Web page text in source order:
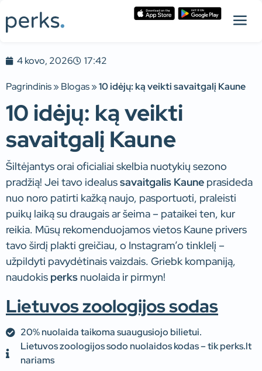
4 kovo, 2026 17:42
Pagrindinis» Blogas»10 idėjų: ką veikti savaitgalį Kaune
10 idėjų: ką veikti
savaitgalį Kaune
Šiltėjantys orai oficialiai skelbia nuotykių sezono
pradžią! Jei tavo idealussavaitgalis Kaune prasideda
nuo noro patirti kažką naujo, pasportuoti, praleisti
puikų laiką su draugais ar šeima – pataikei ten, kur
reikia. Mūsų rekomenduojamos vietos Kaune privers
tavo širdį plakti greičiau, o Instagram’o tinklelį –
užpildyti pavydėtinais vaizdais. Griebk kompaniją,
naudokis perks nuolaida ir pirmyn!
Lietuvos zoologijos sodas
20% nuolaida taikoma suaugusiojo bilietui.
Lietuvos zoologijos sodo nuolaidos kodas – tik perks.lt
nariams